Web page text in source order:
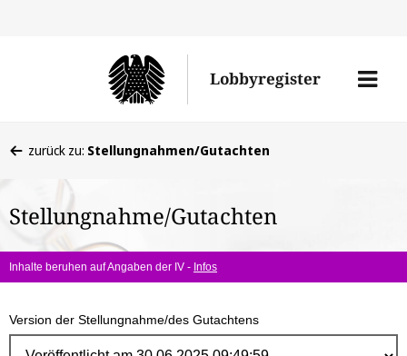
Lobbyregister
Menü
befinden
hier:
zurück zu: Stellungnahmen/Gutachten
Stellungnahme/Gutachten
Inhalte beruhen auf Angaben der IV - Infos
Version der Stellungnahme/des Gutachtens